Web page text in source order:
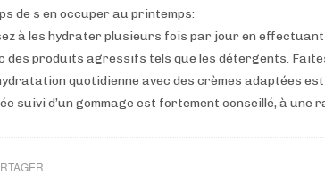
de s en occuper au printemps:
à les hydrater plusieurs fois par jour en
produits agressifs tels que les détergents.
quotidienne avec des crèmes adaptées
suivi d’un gommage est fortement conseillé, à une